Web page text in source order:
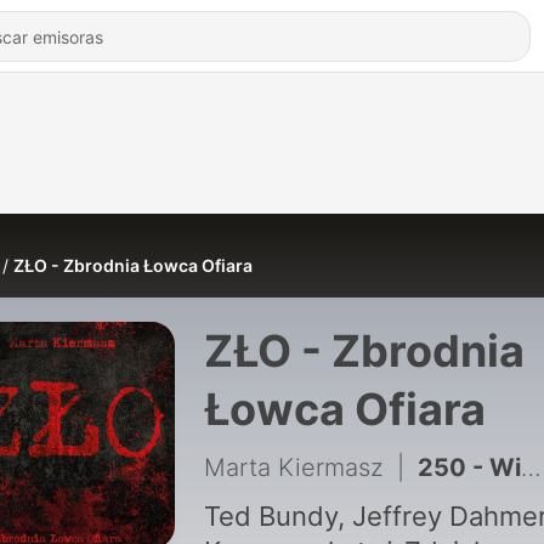
ZŁO - Zbrodnia Łowca Ofiara
ZŁO - Zbrodnia
Łowca Ofiara
Marta Kiermasz 250 - Wiesław Wiszniewski - zabójca staruszek. ZŁO - Zbrodnia Łowca Ofiara
Ted Bundy, Jeffrey